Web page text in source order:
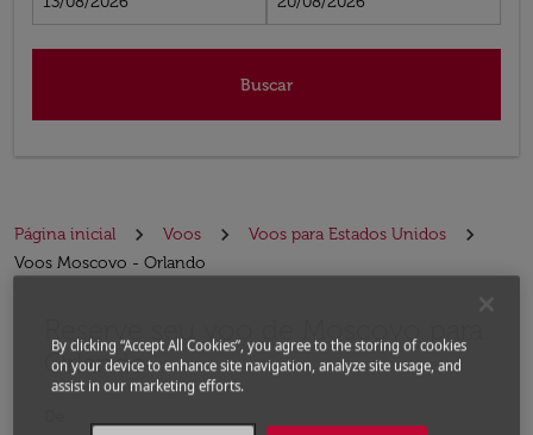
Buscar
Página inicial Voos
Voos para Estados Unidos
Voos Moscovo - Orlando
Reserve seu voo de Moscovo para
Orlando
By clicking “Accept All Cookies”, you agree to the storing of cookies
on your device to enhance site navigation, analyze site usage, and
assist in our marketing efforts.